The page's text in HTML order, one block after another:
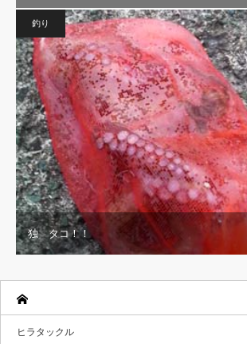
釣り
独 タコ！！
ヒラタックル